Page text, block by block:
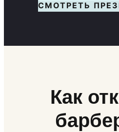
СМОТРЕТЬ
Как